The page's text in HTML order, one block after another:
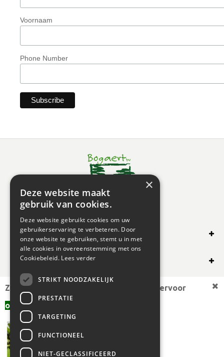
Voornaam
Phone Number
SHOP ONLINE
OVERIG
OPENINGSUREN
Zoekt u een andere plantmaat,
bekijk hiervoor
offerte aanvragen
×
Deze website maakt
gebruik van cookies.
Deze website gebruikt cookies om uw
gebruikerservaring te verbeteren. Door
onze website te gebruiken, stemt u in met
alle cookies in overeenstemming met ons
Cookiebeleid. Lees verder
STRIKT NOODZAKELIJK
PRESTATIE
TARGETING
FUNCTIONEEL
NIET-GECLASSIFICEERD